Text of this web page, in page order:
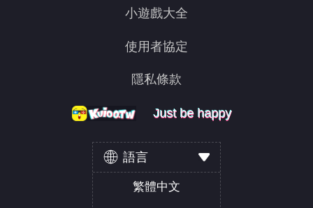
小遊戲大全
使用者協定
隱私條款
Just be happy
Just be happy
Just be happy
語言
繁體中文